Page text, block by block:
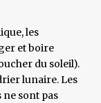
les
et boire
du soleil).
lunaire. Les
sont pas